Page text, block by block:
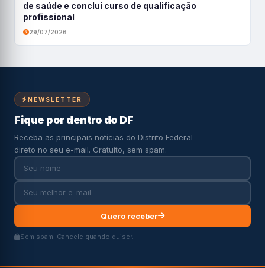
de saúde e conclui curso de qualificação
profissional
29/07/2026
NEWSLETTER
Fique por dentro do DF
Receba as principais notícias do Distrito Federal
direto no seu e-mail. Gratuito, sem spam.
Quero receber
Sem spam. Cancele quando quiser.